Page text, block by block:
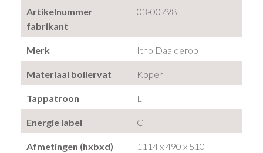
Artikelnummer
fabrikant
03-00798
Merk Itho Daalderop
Materiaal boilervat Koper
Tappatroon L
Energie label C
Afmetingen (hxbxd) 1114 x 490 x 510